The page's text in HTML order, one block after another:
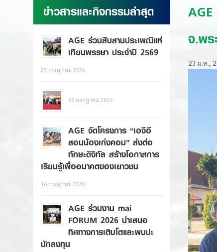
ข่าวสารและกิจกรรมล่าสุด
AGE ร่วมสืบสานประเพณีแห่
เทียนพรรษา ประจำปี 2569
23 กรกฎาคม 2026
22 กรกฎาคม 2026
AGE จัดโครงการ “เอจีอี
สอนน้องเก่งคอม” ส่งต่อ
ทักษะดิจิทัล สร้างโอกาสการ
เรียนรู้เพื่ออนาคตของเยาวชน
16 กรกฎาคม 2026
AGE ร่วมงาน mai
FORUM 2026 นำเสนอ
ทิศทางการเติบโตและพบปะ
นักลงทุน
จ.พ
23 ม.ค.,